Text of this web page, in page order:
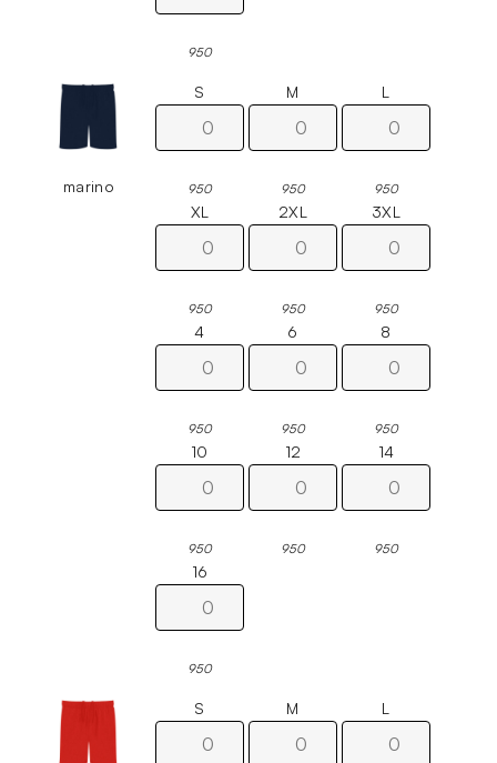
950
marino
S
950
M
950
L
950
XL
950
2XL
950
3XL
950
4
950
6
950
8
950
10
950
12
950
14
950
16
950
S M L